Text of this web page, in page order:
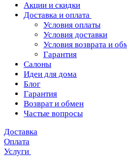
Акции и скидки
Доставка и оплата
Условия оплаты
Условия доставки
Условия возврата и
Гарантия
Салоны
Идеи для дома
Блог
Гарантия
Возврат и обмен
Частые вопросы
Доставка
Оплата
Услуги